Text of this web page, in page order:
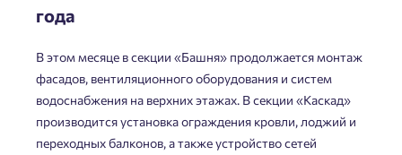
года
В этом месяце в секции «Башня» продолжается монтаж
фасадов, вентиляционного оборудования и систем
водоснабжения на верхних этажах. В секции «Каскад»
производится установка ограждения кровли, лоджий и
переходных балконов, а также устройство сетей